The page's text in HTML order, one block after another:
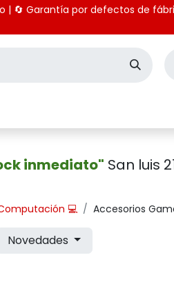
Pago | 🔄 Garantía por
inmediato" San luis
💻 Accesorios
Novedades